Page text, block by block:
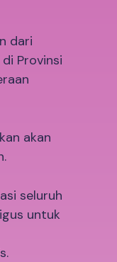
dari
Provinsi
akan
seluruh
untuk